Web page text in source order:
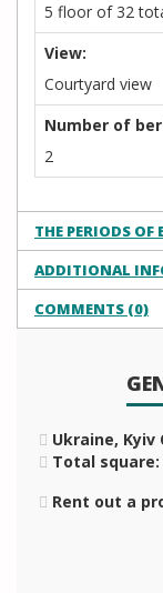
5 floor of 32
View:
Courtyard view
Number of
2
THE PERIODS OF
ADDITIONAL
COMMENTS (0)
Ukraine, Kyiv
Total square:
Rent out a